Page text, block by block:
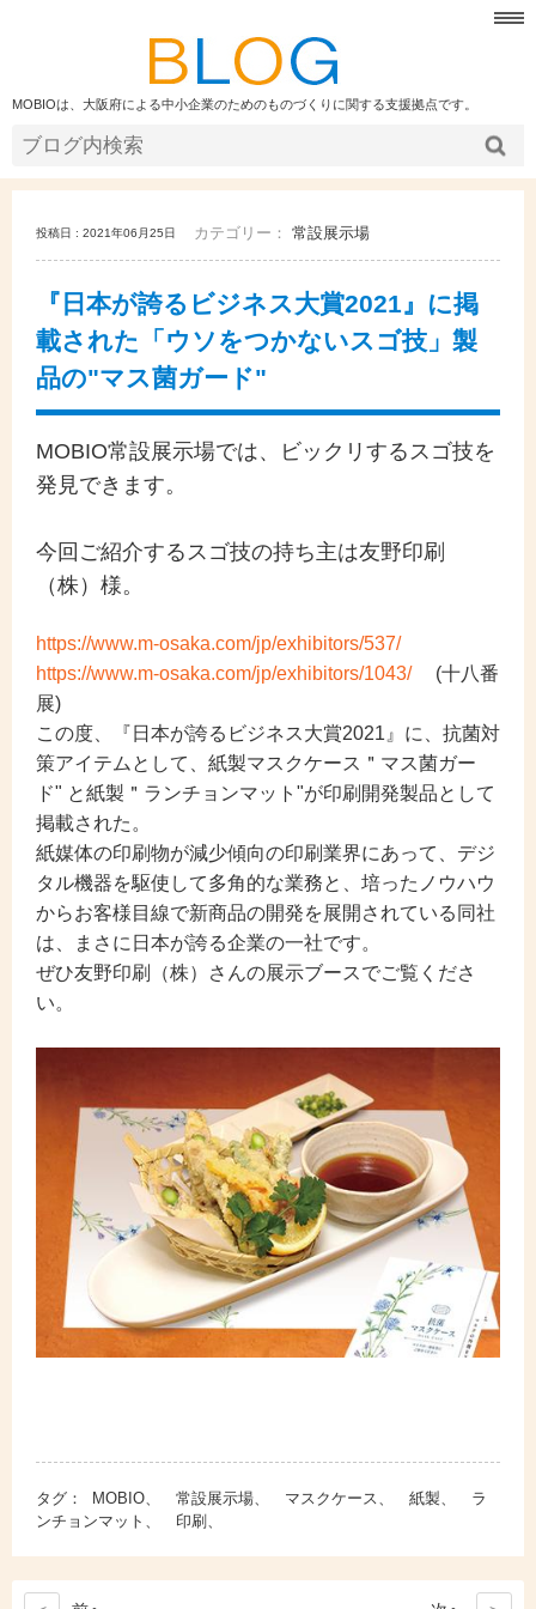
MOBIOは、大阪府による中小企業のためのものづくりに関する支援拠点です。
投稿日 : 2021年06月25日 カテゴリー： 常設展示場
『日本が誇るビジネス大賞2021』に掲
載された「ウソをつかないスゴ技」製
品の"マス菌ガード"
MOBIO常設展示場では、ビックリするスゴ技を
発見できます。
今回ご紹介するスゴ技の持ち主は友野印刷
（株）様。
https://www.m-osaka.com/jp/exhibitors/537/
https://www.m-osaka.com/jp/exhibitors/1043/(十八番
展)
この度、『日本が誇るビジネス大賞2021』に、抗菌対
策アイテムとして、紙製マスクケース＂マス菌ガー
ド" と紙製＂ランチョンマット"が印刷開発製品として
掲載された。
紙媒体の印刷物が減少傾向の印刷業界にあって、デジ
タル機器を駆使して多角的な業務と、培ったノウハウ
からお客様目線で新商品の開発を展開されている同社
は、まさに日本が誇る企業の一社です。
ぜひ友野印刷（株）
さんの展示ブースでご覧くださ
い。
タグ：
MOBIO、 常設展示場、 マスクケース、 紙製、 ラ
ンチョンマット、 印刷、